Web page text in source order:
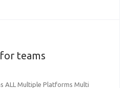
teams
ALL Multiple Platforms Multi